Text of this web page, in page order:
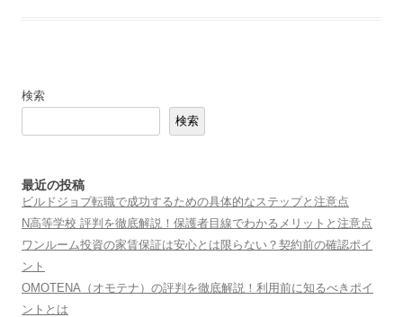
検索
検索
最近の投稿
ビルドジョブ転職で成功するための具体的なステップと注意点
N高等学校 評判を徹底解説！保護者目線でわかるメリットと注意点
ワンルーム投資の家賃保証は安心とは限らない？契約前の確認ポイ
ント
OMOTENA（オモテナ）の評判を徹底解説！利用前に知るべきポイ
ントとは